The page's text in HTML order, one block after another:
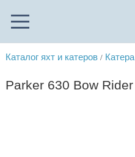
Каталог яхт и катеров / Катера
Parker 630 Bow Rider